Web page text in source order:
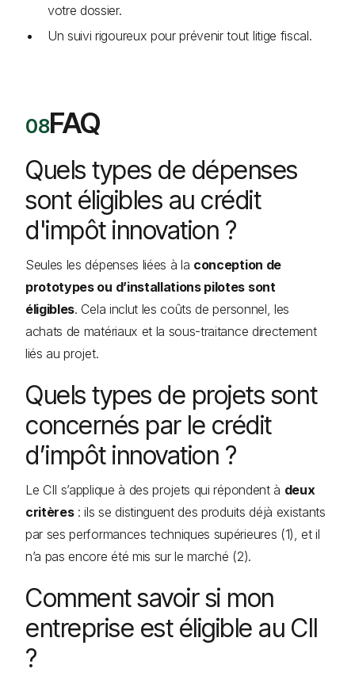
votre dossier.
Un suivi rigoureux pour prévenir tout litige fiscal.
FAQ
Quels types de dépenses
sont éligibles au crédit
d'impôt innovation ?
Seules les dépenses liées à la conception de
prototypes ou d’installations pilotes sont
éligibles. Cela inclut les coûts de personnel, les
achats de matériaux et la sous-traitance directement
liés au projet.
Quels types de projets sont
concernés par le crédit
d’impôt innovation ?
Le CII s’applique à des projets qui répondent à deux
critères: ils se distinguent des produits déjà existants
par ses performances techniques supérieures (1), et il
n’a pas encore été mis sur le marché (2).
Comment savoir si mon
entreprise est éligible au CII
?